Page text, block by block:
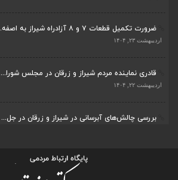
ضرورت تکمیل قطعات ۷ و ۸ آزادراه شیراز به اصفه...
اردیبهشت ۲۳, ۱۴۰۴
قادری نماینده مردم شیراز و زرقان در مجلس شورا...
اردیبهشت ۲۲, ۱۴۰۴
بررسی چالش‌های آبرسانی در شیراز و زرقان در جل...